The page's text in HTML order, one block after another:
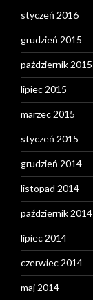
styczeń 2016
grudzień 2015
październik 2015
lipiec 2015
marzec 2015
styczeń 2015
grudzień 2014
listopad 2014
październik 2014
lipiec 2014
czerwiec 2014
maj 2014